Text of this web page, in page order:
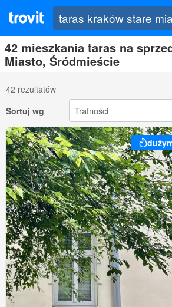
42 mieszkania taras na
Miasto, Śródmieście
42 rezultatów
Sortuj wg